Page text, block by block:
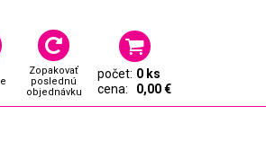
Zopakovať
poslednú
objednávku
počet: 0 ks
cena:
0,00 €